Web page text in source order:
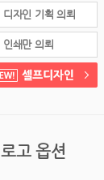
디자인 기획 의뢰
인쇄만 의뢰
로고 옵션